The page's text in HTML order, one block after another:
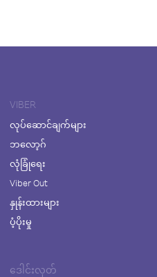
VIBER
လုပ်ဆောင်ချက်များ
ဘလော့ဂ်
လုံခြုံရေး
Viber Out
နှုန်းထားများ
ပံ့ပိုးမှု
ဒေါင်းလုတ်